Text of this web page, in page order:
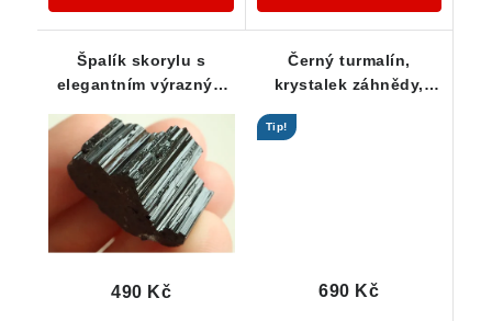
Špalík skorylu s
elegantním výrazným
490 Kč
Černý turmalín,
krystalek záhnědy,
Tip!
690 Kč